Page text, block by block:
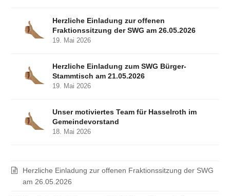
Herzliche Einladung zur offenen
Fraktionssitzung der SWG am 26.05.2026
19. Mai 2026
Herzliche Einladung zum SWG Bürger-
Stammtisch am 21.05.2026
19. Mai 2026
Unser motiviertes Team für Hasselroth im
Gemeindevorstand
18. Mai 2026
Herzliche Einladung zur offenen Fraktionssitzung der SWG
am 26.05.2026